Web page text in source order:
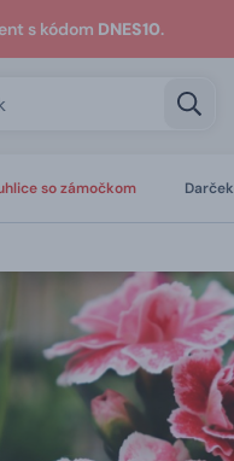
s kódom DNES10.
so zámočkom